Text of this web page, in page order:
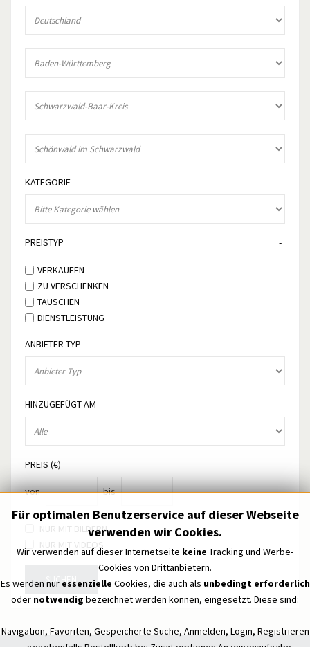
KATEGORIE
PREISTYP
VERKAUFEN
ZU VERSCHENKEN
TAUSCHEN
DIENSTLEISTUNG
ANBIETER TYP
HINZUGEFÜGT AM
PREIS (€)
von bis
NUR MIT BILDERN
NUR MIT VIDEOS
SUCHEN
Für optimalen Benutzerservice auf dieser Webseite
verwenden wir Cookies.
Wir verwenden auf dieser Internetseite keine Tracking und Werbe-
Cookies von Drittanbietern.
Es werden nur essenzielle Cookies, die auch als unbedingt erforderlich
oder notwendig bezeichnet werden können, eingesetzt. Diese sind:
Navigation, Favoriten, Gespeicherte Suche, Anmelden, Login, Registrieren